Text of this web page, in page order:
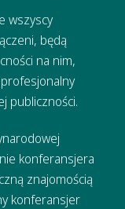
wszyscy
będą
na nim,
publiczności.
konferansjera
znajomością
konferansjer